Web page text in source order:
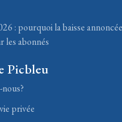
: pourquoi la baisse
les abonnés
Picbleu
privée